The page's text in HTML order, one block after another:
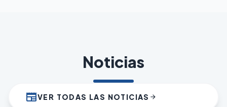
Noticias
newspaperVER TODAS LAS NOTICIAS arrow_forward